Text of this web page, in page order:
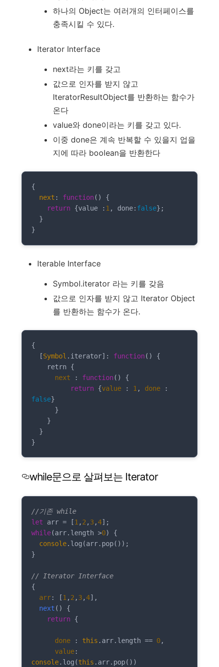
하나의 Object는 여러개의 인터페이스를
충족시킬 수 있다.
Iterator Interface
next라는 키를 갖고
값으로 인자를 받지 않고
IteratorResultObject를 반환하는 함수가
온다
value와 done이라는 키를 갖고 있다.
이중 done은 계속 반복할 수 있을지 업을
지에 따라 boolean을 반환한다
{
next : function ()
{
return {value : 1, done: false};
Iterable Interface
Symbol.iterator 라는 키를 갖음
값으로 인자를 받지 않고 Iterator Object
를 반환하는 함수가 온다.
{
  [
Symbol .iterator]: function ( ) {
next : function ( ) {
return {value : 1 , done
false}
while문으로 살펴보는 Iterator
//기존 while
let arr = [1, 2, 3,4
while(arr.length >0) {
console.log(arr.pop());
}
// Iterator Interface
{
arr: [1, 2, 3,4],
next ( )
{
return {
done : this .arr.length == 0,
value
console.log(this .arr.pop())